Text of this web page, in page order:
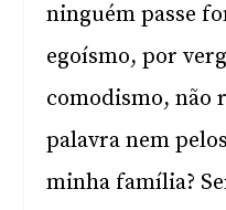
ninguém passe
egoísmo, por
comodismo, não
palavra nem
minha família?